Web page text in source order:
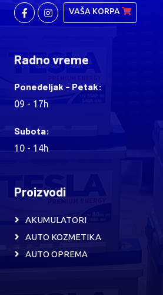
VAŠA KORPA
Radno vreme
Ponedeljak - Petak:
09 - 17h
Subota:
10 - 14h
Proizvodi
AKUMULATORI
AUTO KOZMETIKA
AUTO OPREMA